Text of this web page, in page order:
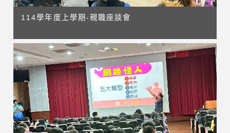
114學年度上學期-親職座談會